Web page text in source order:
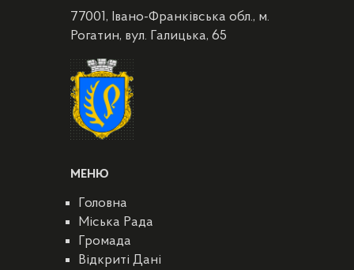
77001, Івано-Франківська обл., м.
Рогатин, вул. Галицька, 65
МЕНЮ
Головна
Міська Рада
Громада
Відкриті Дані